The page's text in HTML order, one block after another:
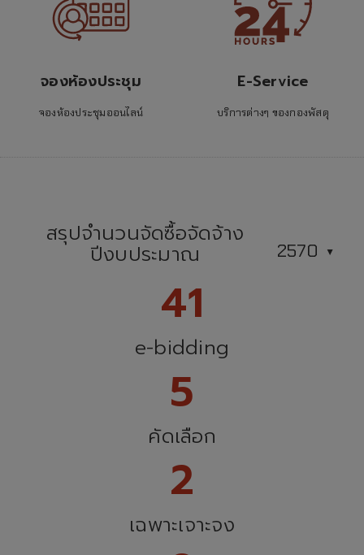
จองห้องประชุม
จองห้องประชุมออนไลน์
E-Service
บริการต่างๆ ของกองพัสดุ
สรุปจำนวนจัดซื้อจัดจ้าง
ปีงบประมาณ
41
e-bidding
5
คัดเลือก
2
เฉพาะเจาะจง